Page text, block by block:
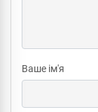
Ваше ім'я